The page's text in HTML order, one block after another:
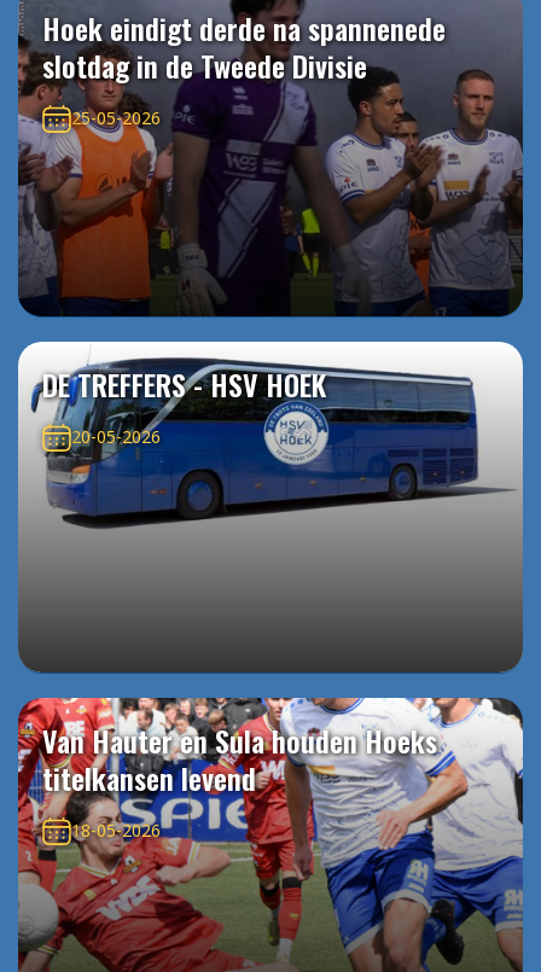
Hoek eindigt derde na spannenede
slotdag in de Tweede Divisie
25-05-2026
DE TREFFERS - HSV HOEK
20-05-2026
Van Hauter en Sula houden Hoeks
titelkansen levend
18-05-2026